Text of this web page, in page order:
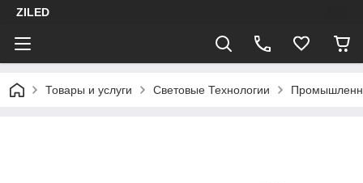
ZILED
Товары и услуги Световые Технологии